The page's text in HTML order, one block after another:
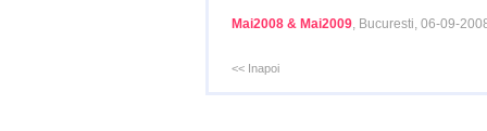
Mai2008 & Mai2009, Bucuresti, 06-09-
<< Inapoi